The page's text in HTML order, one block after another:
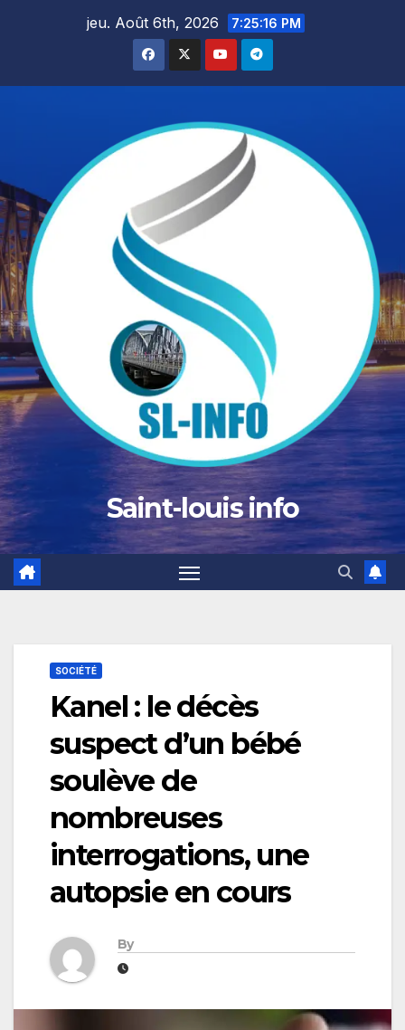
jeu. Août 6th, 2026 7:25:18 PM
Saint-louis info
SOCIÉTÉ
Kanel : le décès
suspect d’un bébé
soulève de
nombreuses
interrogations, une
autopsie en cours
By